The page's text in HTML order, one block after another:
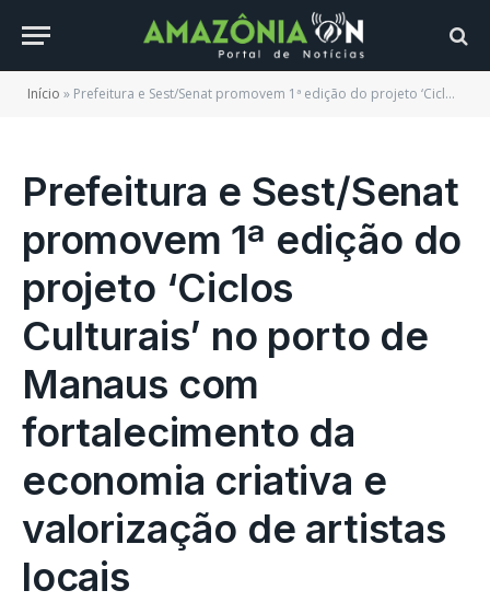
Início » Prefeitura e Sest/Senat promovem 1ª edição do projeto ‘Ciclos Culturais’ no porto de Manaus com fortalecimento da economia criativa e valorização de artistas locais
Prefeitura e Sest/Senat
promovem 1ª edição do
projeto ‘Ciclos
Culturais’ no porto de
Manaus com
fortalecimento da
economia criativa e
valorização de artistas
locais